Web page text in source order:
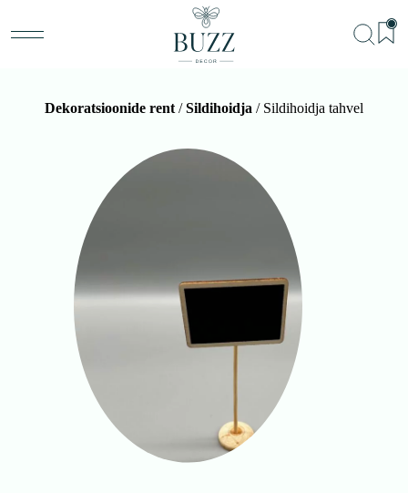
Dekoratsioonide rent /Sildihoidja / Sildihoidja tahvel